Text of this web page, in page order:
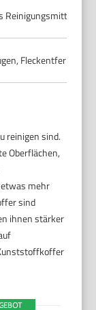
Reinigungsmittel,
Fleckentferner,
reinigen sind.
Oberflächen,
mehr
sind
ihnen stärker